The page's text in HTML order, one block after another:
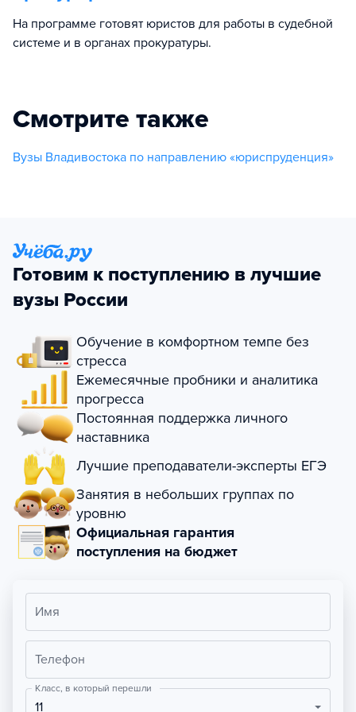
На программе готовят юристов для работы в судебной
системе и в органах прокуратуры.
Смотрите также
Вузы Владивостока по направлению «юриспруденция»
Готовим к поступлению в лучшие
вузы России
Обучение в комфортном темпе без
стресса
Ежемесячные пробники и аналитика
прогресса
Постоянная поддержка личного
наставника
Лучшие преподаватели-эксперты ЕГЭ
Занятия в небольших группах по
уровню
Официальная гарантия
поступления на бюджет
Имя
Телефон
Класс, в который перешли
11